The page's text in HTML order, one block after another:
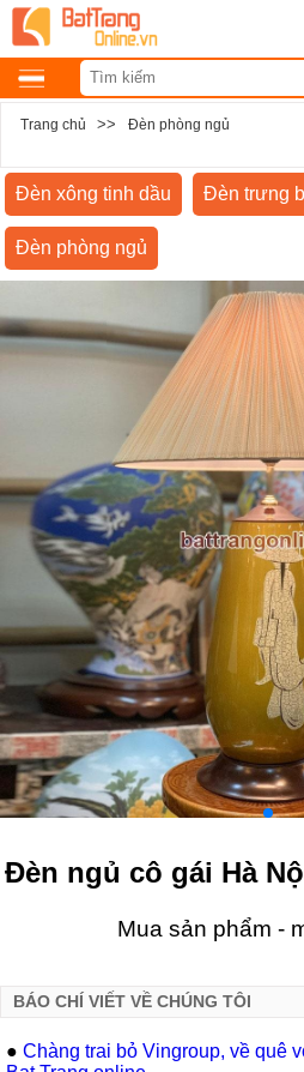
Trang chủ >> Đèn phòng ngủ
Đèn xông tinh dầu Đèn trưng
Đèn phòng ngủ
Đèn ngủ cô gái Hà
Mua sản phẩm -
BÁO CHÍ VIẾT VỀ CHÚNG TÔI
● Chàng trai bỏ Vingroup, về quê